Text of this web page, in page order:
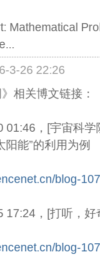
Mathematical
3-26 22:26
相关博文链接：
01:46，[宇宙科
阳能”的利用为例
blog-
17:24，[打听，
blog-